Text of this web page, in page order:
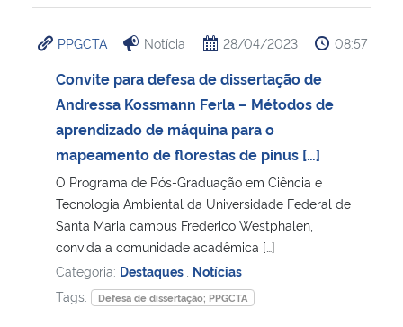
PPGCTA Notícia 28/04/2023 08:57
Convite para defesa de dissertação de
Andressa Kossmann Ferla – Métodos de
aprendizado de máquina para o
mapeamento de florestas de pinus […]
O Programa de Pós-Graduação em Ciência e
Tecnologia Ambiental da Universidade Federal de
Santa Maria campus Frederico Westphalen,
convida a comunidade acadêmica […]
Categoria: Destaques Notícias
Tags:
Defesa de dissertação; PPGCTA